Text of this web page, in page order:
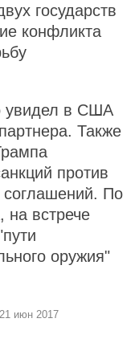
государств
конфликта
увидел в США
Также
против
По
на встрече
оружия"
июн 2017